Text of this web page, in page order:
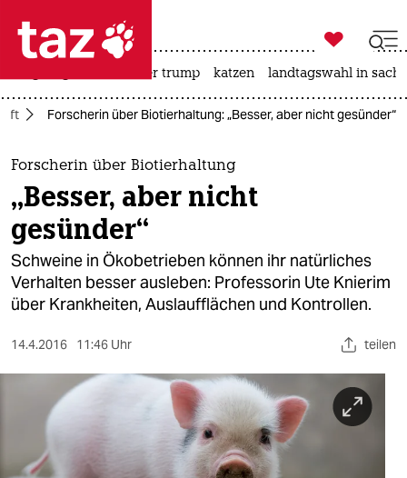
 taz zahl ich
taz zahl ich
themen
politik
öko
gesellschaft
sport
berlin
nord

taz zahl ich
usa unter trump katzen landtagswahl in
Forscherin über Biotierhaltung: „Besser, aber nicht gesünder“
Forscherin über Biotierhaltung
„Besser, aber nicht
gesünder“
Schweine in Ökobetrieben können ihr natürliches
Verhalten besser ausleben: Professorin Ute Knierim
über Krankheiten, Auslaufflächen und Kontrollen.
14.4.2016 11:46 Uhr teilen